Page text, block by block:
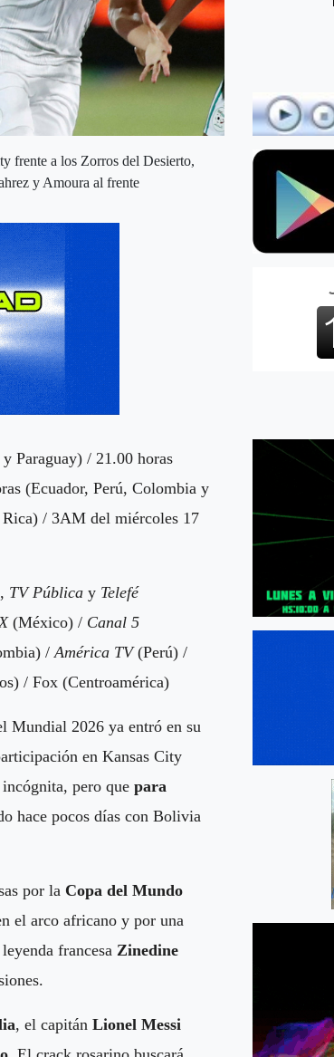
frente a los Zorros del Desierto,
y Amoura al frente
Paraguay) / 21.00 horas
(Ecuador, Perú, Colombia y
/ 3AM del miércoles 17
, TV Pública y Telefé
(México) / Canal 5
/ América TV(Perú) /
/ Fox (Centroamérica)
Mundial 2026 ya entró en su
en Kansas City
pero que para
hace pocos días con Bolivia
por la Copa del Mundo
el arco africano y por una
francesa Zinedine
, el capitán Lionel Messi